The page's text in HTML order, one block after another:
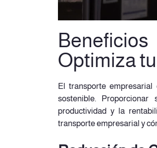
Optimiza
El transporte
sostenible.
productividad y la
transporte empresarial y